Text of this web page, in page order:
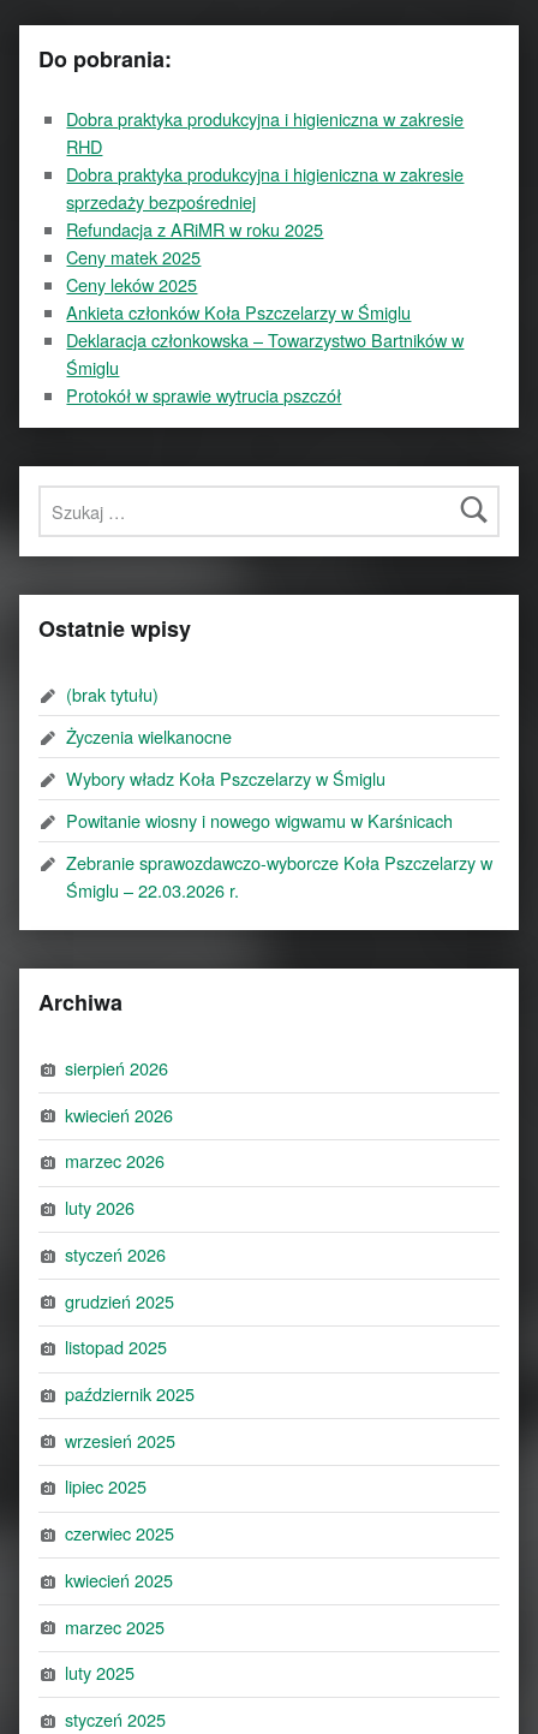
Do pobrania:
Dobra praktyka produkcyjna i higieniczna w zakresie
RHD
Dobra praktyka produkcyjna i higieniczna w zakresie
sprzedaży bezpośredniej
Refundacja z ARiMR w roku 2025
Ceny matek 2025
Ceny leków 2025
Ankieta członków Koła Pszczelarzy w Śmiglu
Deklaracja członkowska – Towarzystwo Bartników w
Śmiglu
Protokół w sprawie wytrucia pszczół
Szukaj:
Ostatnie wpisy
(brak tytułu)
Życzenia wielkanocne
Wybory władz Koła Pszczelarzy w Śmiglu
Powitanie wiosny i nowego wigwamu w Karśnicach
Zebranie sprawozdawczo-wyborcze Koła Pszczelarzy w
Śmiglu – 22.03.2026 r.
Archiwa
sierpień 2026
kwiecień 2026
marzec 2026
luty 2026
styczeń 2026
grudzień 2025
listopad 2025
październik 2025
wrzesień 2025
lipiec 2025
czerwiec 2025
kwiecień 2025
marzec 2025
luty 2025
styczeń 2025